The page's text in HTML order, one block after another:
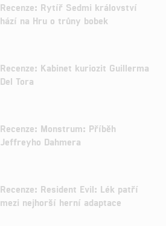
Recenze: Rytíř Sedmi království
hází na Hru o trůny bobek
Recenze: Kabinet kuriozit Guillerma
Del Tora
Recenze: Monstrum: Příběh
Jeffreyho Dahmera
Recenze: Resident Evil: Lék patří
mezi nejhorší herní adaptace